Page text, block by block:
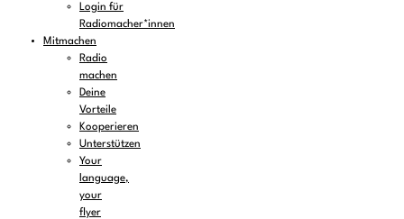
Login für
Radiomacher*innen
Mitmachen
Radio
machen
Deine
Vorteile
Kooperieren
Unterstützen
Your
language,
your
flyer